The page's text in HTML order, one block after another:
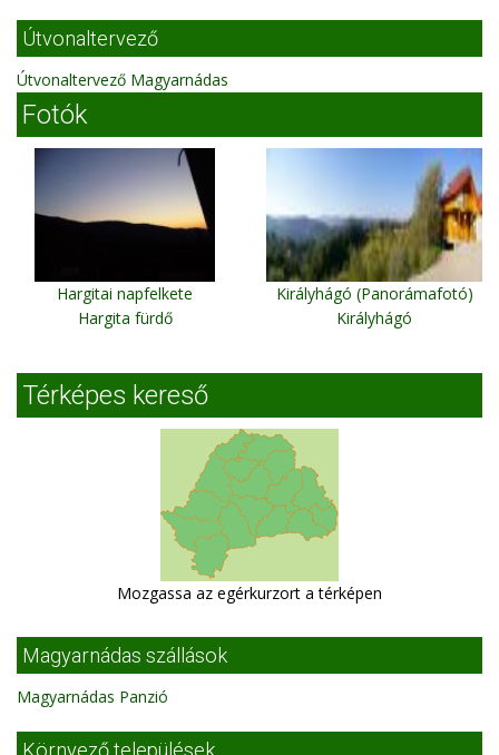
Útvonaltervező
Útvonaltervező Magyarnádas
Fotók
Hargitai napfelkete
Hargita fürdő
Királyhágó (Panorámafotó)
Királyhágó
Térképes kereső
Mozgassa az egérkurzort a térképen
Magyarnádas szállások
Magyarnádas Panzió
Környező települések